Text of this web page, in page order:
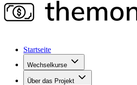
Startseite
Wechselkurse
Über das Projekt